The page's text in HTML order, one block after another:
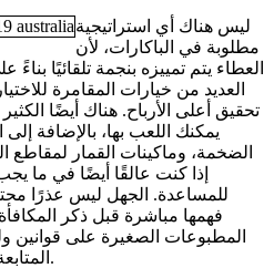
ليس هناك أي استراتيجية
مطلوبة في الباكارات، لأن
العطاء يتم تمييزه بنجمة تلقائيًا
العديد من خيارات المقامرة
تحقيق أعلى الأرباح. هناك أيضًا
يمكنك اللعب بها، بالإضافة
الضخمة، وماكينات القمار لمقاطع
إذا كنت عالقًا أيضًا في ما
للمساعدة. الجهل ليس عذرًا
فهمها مباشرة قبل ذكر
المطبوعات الصغيرة على قوانين
المتابعة عند تقديم العرض واستخدامه.